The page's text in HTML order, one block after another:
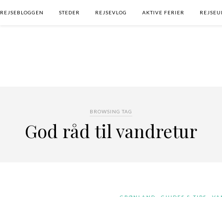
REJSEBLOGGEN STEDER REJSEVLOG AKTIVE FERIER
BROWSING TAG
God råd til vandretur